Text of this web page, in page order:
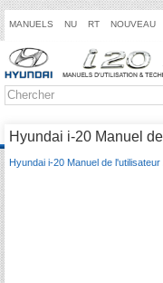
MANUELS NU RT NOUVEAU
Hyundai i-20 Manuel
Hyundai i-20 Manuel de l'utilisateur